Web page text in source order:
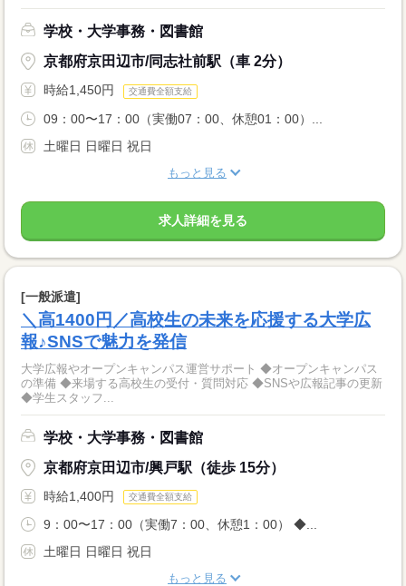
学校・大学事務・図書館
京都府京田辺市/同志社前駅（車 2分）
時給1,450円 交通費全額支給
09：00〜17：00（実働07：00、休憩01：00）...
土曜日 日曜日 祝日
もっと見る
求人詳細を見る
[一般派遣]
＼高1400円／高校生の未来を応援する大学広
報♪SNSで魅力を発信
大学広報やオープンキャンパス運営サポート ◆オープンキャンパス
の準備 ◆来場する高校生の受付・質問対応 ◆SNSや広報記事の更新
◆学生スタッフ...
学校・大学事務・図書館
京都府京田辺市/興戸駅（徒歩 15分）
時給1,400円 交通費全額支給
9：00〜17：00（実働7：00、休憩1：00） ◆...
土曜日 日曜日 祝日
もっと見る